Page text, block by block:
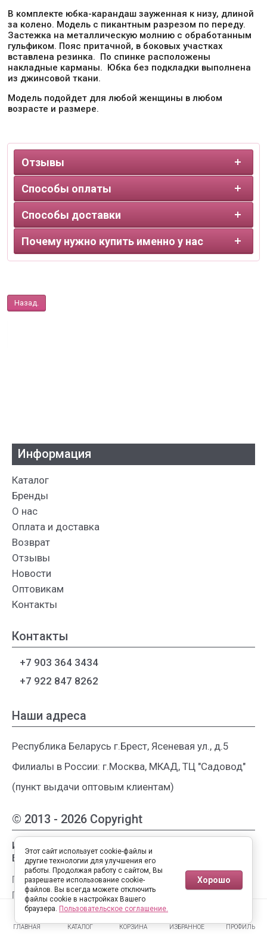
В комплекте юбка-карандаш зауженная к низу, длиной
за колено. Модель с пикантным разрезом по переду.
Застежка на металлическую молнию с обработанным
гульфиком. Пояс притачной, в боковых участках
вставлена резинка. По спинке расположены
накладные карманы. Юбка без подкладки выполнена
из джинсовой ткани.
Модель подойдет для любой женщины в любом
возрасте и размере.
Отзывы
Способы оплаты
Способы доставки
Почему нужно купить именно у нас
Назад.
© 2013 - 2026 Copyright
Интернет-магазин женской одежды из
Белоруссии
Публичная оферта
Пользовательское соглашение
Политика конфиденциальности
Информация
Каталог
Бренды
О нас
Оплата и доставка
Возврат
Отзывы
Новости
Оптовикам
Контакты
Контакты
+7 903 364 3434
+7 922 847 8262
Наши адреса
Республика Беларусь г.Брест, Ясеневая ул., д.5
Филиалы в России: г.Москва, МКАД, ТЦ "Садовод"
(пункт выдачи оптовым клиентам)
Этот сайт использует cookie-файлы и
другие технологии для улучшения его
работы. Продолжая работу с сайтом, Вы
разрешаете использование cookie-
файлов. Вы всегда можете отключить
файлы cookie в настройках Вашего
браузера. Пользовательское соглашение.
Хорошо
ГЛАВНАЯ КАТАЛОГ
0
КОРЗИНА ИЗБРАННОЕ ПРОФИЛЬ